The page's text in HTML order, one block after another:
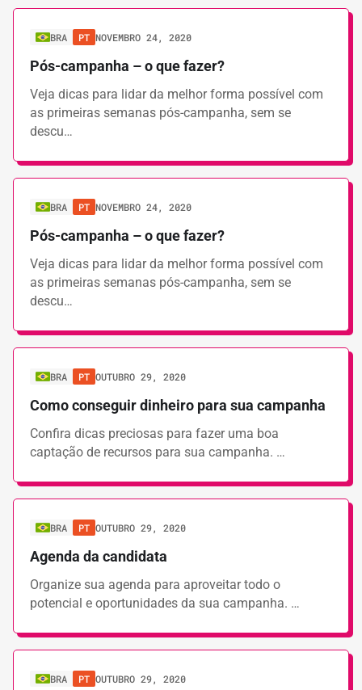
BRA PT NOVEMBRO 24, 2020
Pós-campanha – o que fazer?
Veja dicas para lidar da melhor forma possível com
as primeiras semanas pós-campanha, sem se
descu…
BRA PT NOVEMBRO 24, 2020
Pós-campanha – o que fazer?
Veja dicas para lidar da melhor forma possível com
as primeiras semanas pós-campanha, sem se
descu…
BRA PT OUTUBRO 29, 2020
Como conseguir dinheiro para sua campanha
Confira dicas preciosas para fazer uma boa
captação de recursos para sua campanha. …
BRA PT OUTUBRO 29, 2020
Agenda da candidata
Organize sua agenda para aproveitar todo o
potencial e oportunidades da sua campanha. …
BRA PT OUTUBRO 29, 2020